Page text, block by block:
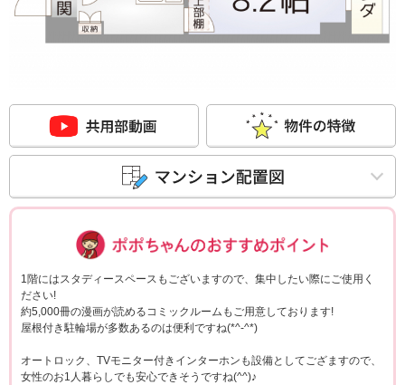
1階にはスタディースペースもございますので、集中したい際にご使用く
ださい!
約5,000冊の漫画が読めるコミックルームもご用意しております!
屋根付き駐輪場が多数あるのは便利ですね(*^-^*)
オートロック、TVモニター付きインターホンも設備としてござますので、
女性のお1人暮らしでも安心できそうですね(^^)♪